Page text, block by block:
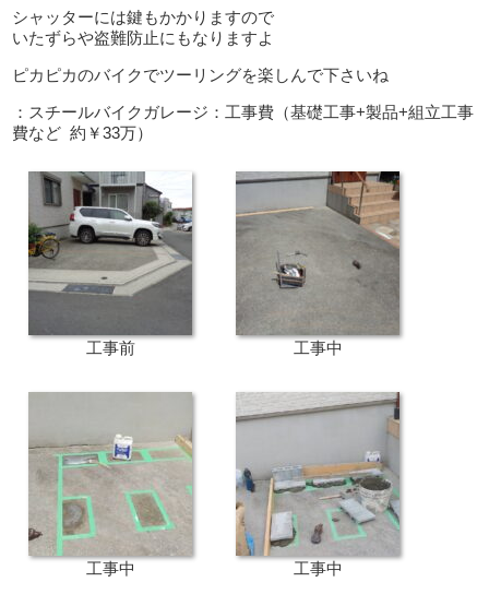
シャッターには鍵もかかりますので
いたずらや盗難防止にもなりますよ
ピカピカのバイクでツーリングを楽しんで下さいね
：スチールバイクガレージ：工事費（基礎工事+製品+組立工事
費など 約￥33万）
工事前 工事中
工事中 工事中